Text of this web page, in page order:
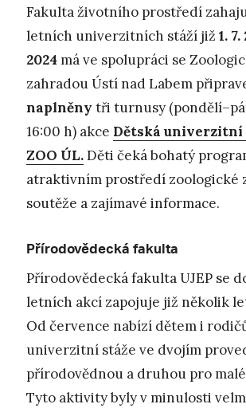
Fakulta životního prostředí
letních univerzitních stáží již 1.
2024má ve spolupráci se
zahradou Ústí nad Labem
naplněny tři turnusy
16:00 h) akce Dětská univerzitní
ZOO ÚL.Děti čeká bohatý
atraktivním prostředí zoologické
soutěže a zajímavé informace.
Přírodovědecká fakulta
Přírodovědecká fakulta UJEP se
letních akcí zapojuje již několik
Od července nabízí dětem i
univerzitní stáže ve dvojím
přírodovědnou a druhou pro
Tyto aktivity byly v minulosti